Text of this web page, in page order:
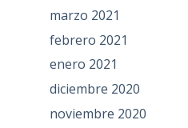
marzo 2021
febrero 2021
enero 2021
diciembre 2020
noviembre 2020